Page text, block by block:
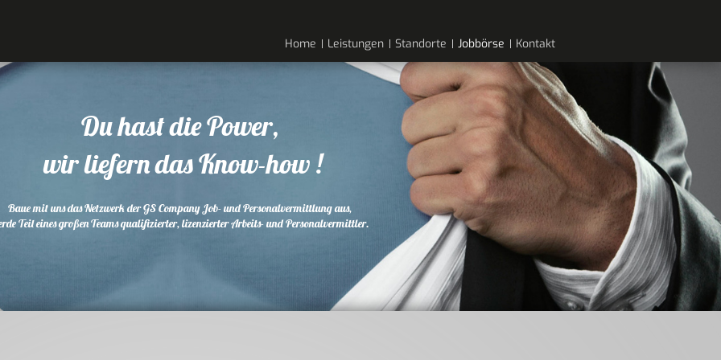
Home Leistungen Standorte Jobbörse Kontakt
Du hast die Power,
wir liefern das Know-how !
Baue mit uns das Netzwerk der GS Company Job- und Personalvermittlung aus,
Teil eines großen Teams qualifizierter, lizenzierter Arbeits- und Personalvermittler.